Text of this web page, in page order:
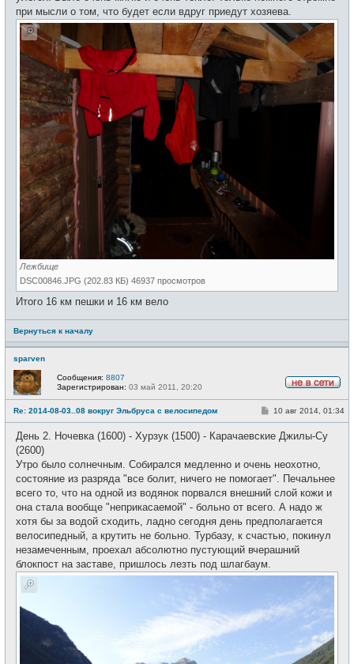
при мысли о том, что будет если вдруг приедут хозяева.
Лежбище
DSC00846.JPG (202.83 КБ) 46937 просмотров
Итого 16 км пешки и 16 км вело
Вернуться к началу
sparven
в
с
Сообщения: 8807
Зарегистрирован: 03 май 2011, 20:20
Re: 2014-08-03..08 вокруг Эльбруса с велосипедом
С
б
н
и
10 авг 2014, 01:34
День 2. Ночевка (1600) - Хурзук (1500) - Карачаевские Джилы-Су
(2600)
Утро было солнечным. Собирался медленно и очень неохотно,
состояние из разряда "все болит, ничего не помогает". Печальнее
всего то, что на одной из водянок порвался внешний слой кожи и
она стала вообще "неприкасаемой" - больно от всего. А надо ж
хотя бы за водой сходить, ладно сегодня день предполагается
велосипедный, а крутить не больно. Турбазу, к счастью, покинул
незамеченным, проехал абсолютно пустующий вчерашний
блокпост на заставе, пришлось лезть под шлагбаум.